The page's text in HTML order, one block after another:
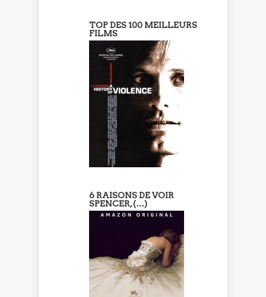
TOP DES 100 MEILLEURS
FILMS
6 RAISONS DE VOIR
SPENCER, (…)